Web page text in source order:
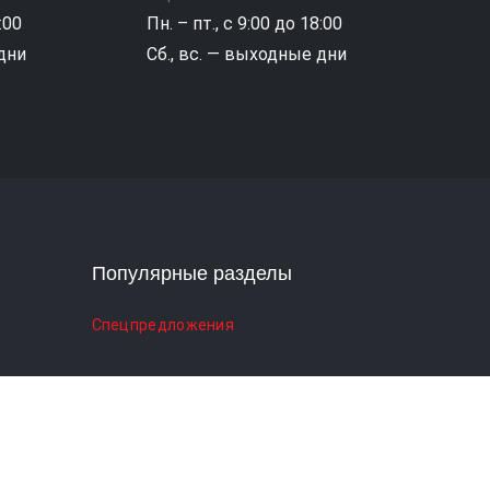
Пн. – пт., с 9:00 до 18:00
Сб., вс. — выходные дни
Популярные разделы
Спецпредложения